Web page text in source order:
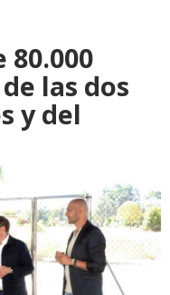
las dos
y del